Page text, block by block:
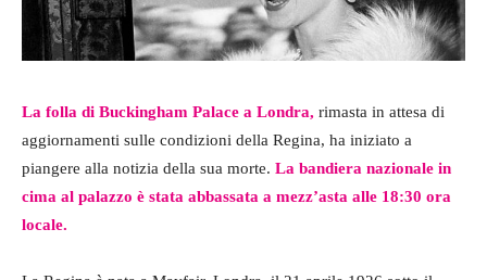
La folla di Buckingham Palace a Londra, rimasta in attesa di
aggiornamenti sulle condizioni della Regina, ha iniziato a
piangere alla notizia della sua morte. La bandiera nazionale in
cima al palazzo è stata abbassata a mezz’asta alle 18:30 ora
locale.